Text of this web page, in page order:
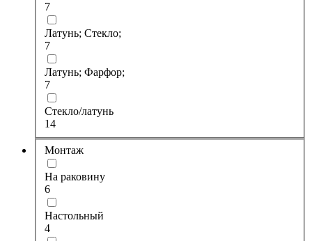
7
Латунь; Стекло;
7
Латунь; Фарфор;
7
Стекло/латунь
14
Монтаж
На раковину
6
Настольный
4